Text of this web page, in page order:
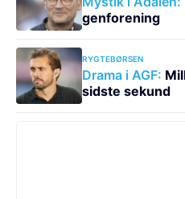
genforening
RYGTEBØRSEN
Drama i AGF:
sidste sekund